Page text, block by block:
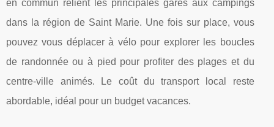
en commun relient les principales gares aux campings
dans la région de Saint Marie. Une fois sur place, vous
pouvez vous déplacer à vélo pour explorer les boucles
de randonnée ou à pied pour profiter des plages et du
centre-ville animés. Le coût du transport local reste
abordable, idéal pour un budget vacances.